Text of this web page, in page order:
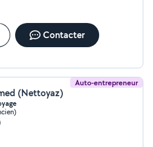
Contacter
Auto-entrepreneur
(Nettoyaz)